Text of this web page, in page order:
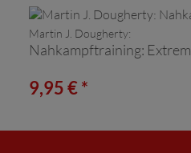
Martin J. Dougherty:
Nahkampftraining: Extrem
9,95 € *